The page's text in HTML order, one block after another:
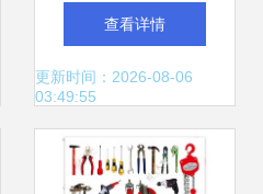
工业与家居维护的
得力助手
查看详情
更新时间：2026-08-06
03:49:55